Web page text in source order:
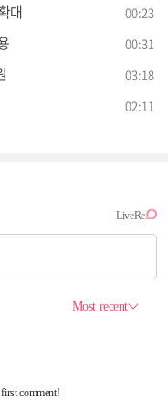
대 00:23
00:31
03:18
02:11